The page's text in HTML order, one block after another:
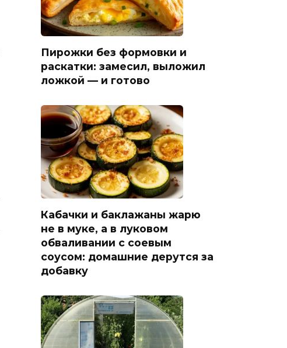
Пирожки без формовки и
раскатки: замесил, выложил
ложкой — и готово
Кабачки и баклажаны жарю
не в муке, а в луковом
обваливании с соевым
соусом: домашние дерутся за
добавку